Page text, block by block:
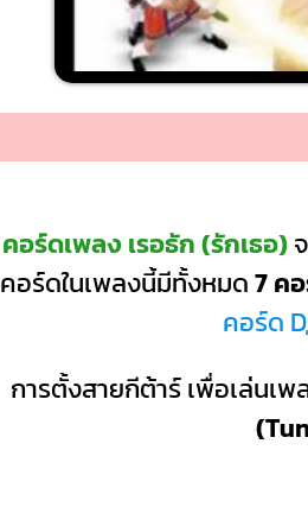
คอร์ดเพลง เรอธัก (รักเธอ)
คอร์ดในเพลงนี้มีทั้งหมด7 ค
คอร์ด
การตั้งสายกีต้าร์ เพื่อเล่นเพ